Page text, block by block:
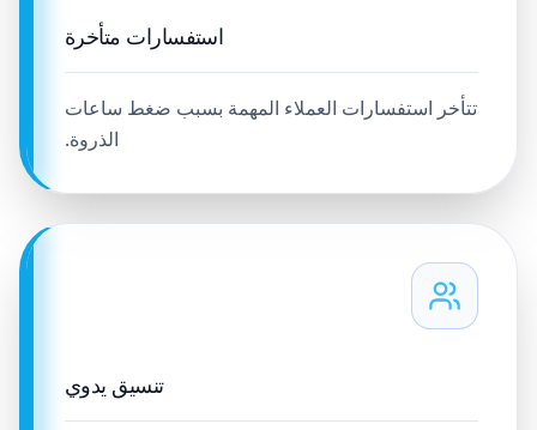
استفسارات متأخرة
تتأخر استفسارات العملاء المهمة بسبب ضغط ساعات
الذروة.
تنسيق يدوي